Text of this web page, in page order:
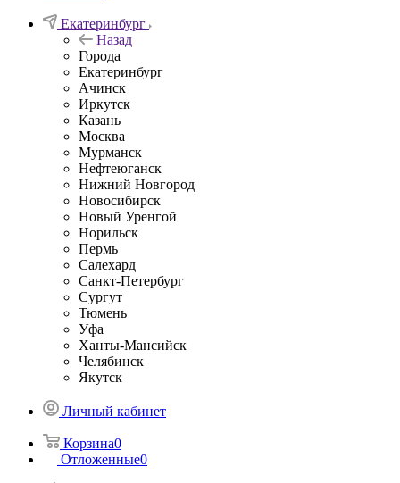
Екатеринбург
Назад
Города
Екатеринбург
Ачинск
Иркутск
Казань
Москва
Мурманск
Нефтеюганск
Нижний Новгород
Новосибирск
Новый Уренгой
Норильск
Пермь
Салехард
Санкт-Петербург
Сургут
Тюмень
Уфа
Ханты-Мансийск
Челябинск
Якутск
Личный кабинет
Корзина0
Отложенные0